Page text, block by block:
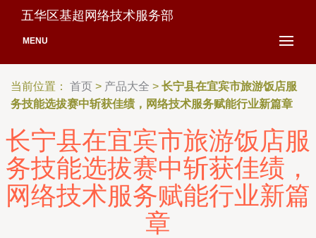
五华区基超网络技术服务部
MENU
当前位置： 首页 > 产品大全 > 长宁县在宜宾市旅游饭店服
务技能选拔赛中斩获佳绩，网络技术服务赋能行业新篇章
长宁县在宜宾市旅游饭店服
务技能选拔赛中斩获佳绩，
网络技术服务赋能行业新篇
章